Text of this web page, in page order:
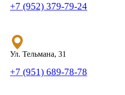
+7 (952) 379-79-24
Ул. Тельмана, 31
+7 (951) 689-78-78